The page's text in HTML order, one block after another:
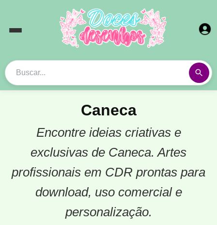
Caneca
Encontre ideias criativas e
exclusivas de Caneca. Artes
profissionais em CDR prontas para
download, uso comercial e
personalização.